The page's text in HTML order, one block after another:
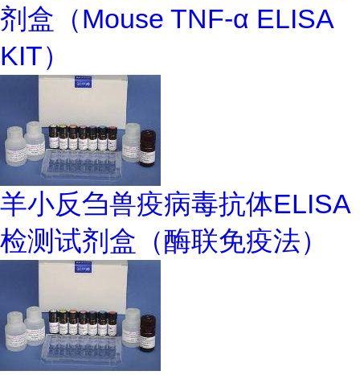
剂盒（Mouse TNF-α ELISA
KIT）
羊小反刍兽疫病毒抗体ELISA
检测试剂盒（酶联免疫法）